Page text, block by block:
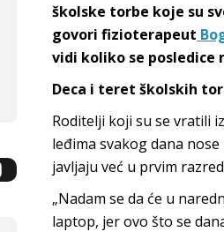
školske torbe koje su
govori fizioterapeut
vidi koliko se posledice
Deca i teret školskih
Roditelji koji su se vratili
leđima svakog dana
javljaju već u prvim
„Nadam se da će u
laptop, jer ovo što se